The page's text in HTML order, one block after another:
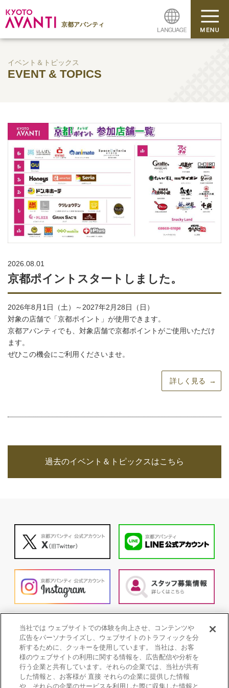
京都アバンティ
イベント＆トピックス
EVENT & TOPICS
2026.08.01
京都ポイントスタートしました。
2026年8月1日（土）～2027年2月28日（日）
対象の店舗で「京都ポイント」が使用できます。
京都アバンティでも、対象店舗で京都ポイントがご使用いただけ
ます。
ぜひこの機会にご利用くださいませ。
詳しく見る
過去のイベント＆トピックスはこちら
当社では ウェブサイトでの体験を向上させ、コンテンツや
広告をパーソナライズし、ウェブサイトのトラフィックを分
析するために、クッキーを使用しています。 当社は、お客
様のウェブサイトの利用に関する情報を、広告配信や分析を
行う企業と共有しています。それらの企業では、当社が共有
した情報と、お客様が 直接 それらの企業に提供した情報
や、それらの企業のサービスを利用した際に収集した情報と